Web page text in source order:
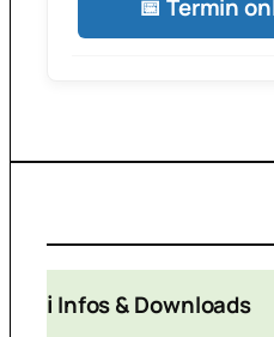
📅 Termin
ℹ️ Infos & Downloads